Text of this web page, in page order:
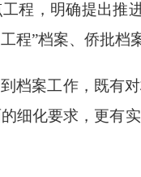
程，明确提出推
程”档案、侨批档
到档案工作，既有
细化要求，更有